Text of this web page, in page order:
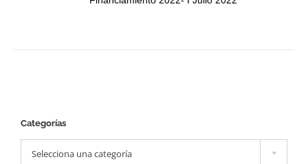
Categorías
Selecciona una categoría